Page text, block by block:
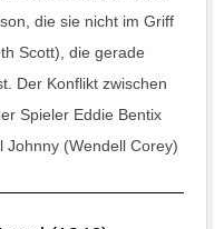
die sie nicht im Griff
Scott), die gerade
Der Konflikt zwischen
Spieler Eddie Bentix
Johnny (Wendell Corey)